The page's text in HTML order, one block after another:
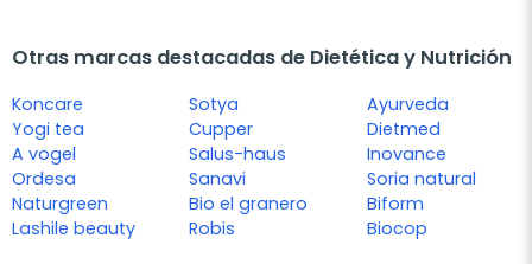
Otras marcas destacadas de Dietética y Nutrición
Koncare
Yogi tea
A vogel
Ordesa
Naturgreen
Lashile beauty
Sotya
Cupper
Salus-haus
Sanavi
Bio el granero
Robis
Ayurveda
Dietmed
Inovance
Soria natural
Biform
Biocop